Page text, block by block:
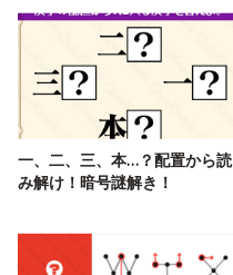
一、二、三、本…？配置から読
み解け！暗号謎解き！